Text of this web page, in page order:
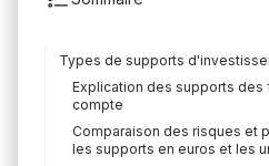
Types de supports
Explication des supports
compte
Comparaison des risques et
les supports en euros et les
l’assurance
: le tour
Rédigé parFlorian Corteel